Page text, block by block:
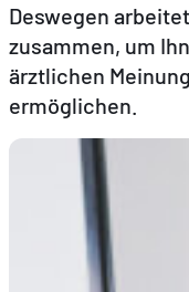
Deswegen
zusammen, um
ärztlichen
ermöglichen.